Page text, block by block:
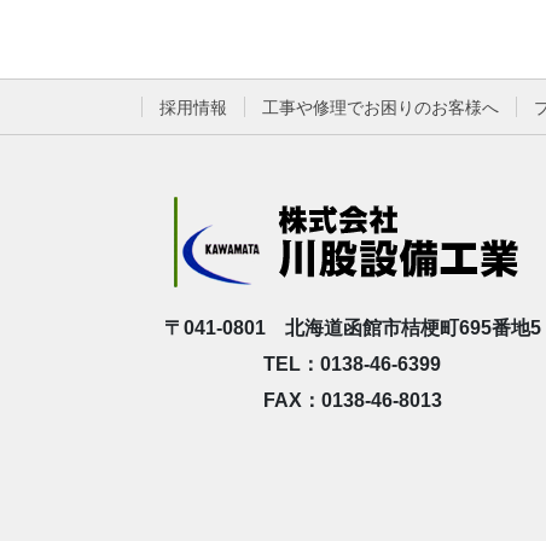
採用情報 工事や修理でお困りのお客様へ
〒041-0801 北海道函館市桔梗町695番地5
TEL：0138-46-6399
FAX：0138-46-8013